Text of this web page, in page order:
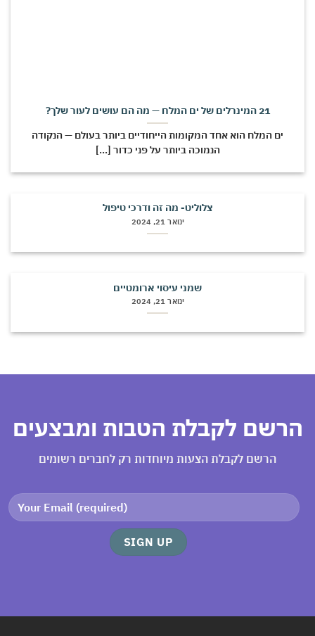
ים המלח הוא אחד המקומות הייחודיים ביותר בעולם — הנקודה
הנמוכה ביותר על פני כדור [...]
צלוליט- מה זה ודרכי טיפול
שמני עיסוי ארומטיים
לקבלת הטבות ומבצעים
הרשם לקבלת הצעות מיוחדות רק לחברים רשומים